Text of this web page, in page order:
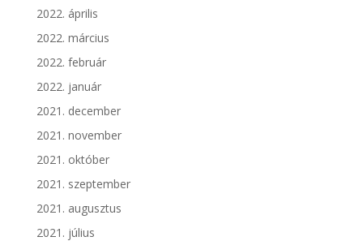
2022. április
2022. március
2022. február
2022. január
2021. december
2021. november
2021. október
2021. szeptember
2021. augusztus
2021. július